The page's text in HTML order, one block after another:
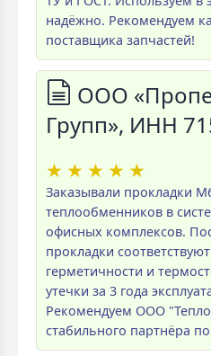
надёжно. Рекомендуем
поставщика запчастей!
ООО
Групп», ИНН
★ ★ ★ ★ ★
Заказывали прокладки
теплообменников в
офисных комплексов.
прокладки
герметичности и
утечки за 3 года
Рекомендуем ООО
стабильного партнёра